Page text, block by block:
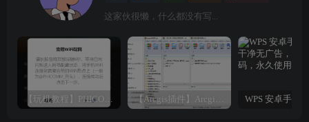
这家伙很懒，什么都没有写...
【玩机教程】PHICOMM斐讯R1音响免拆免Root完美复活 【Arcgis插件】Arcgis符号库大全（打包下载）